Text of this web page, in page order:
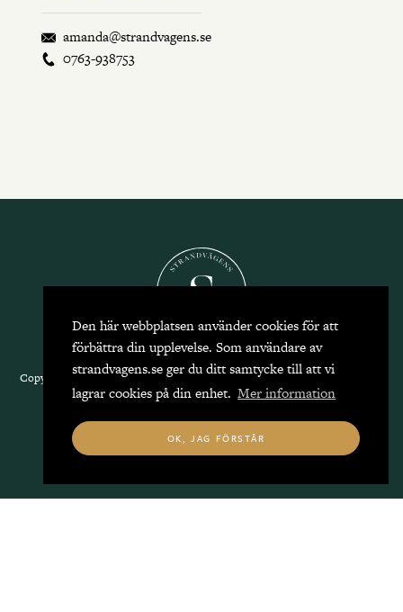
Den här webbplatsen använder cookies för att
förbättra din upplevelse. Som användare av
strandvagens.se ger du ditt samtycke till att vi
lagrar cookies på din enhet. Mer information
OK, JAG FÖRSTÅR
amanda@strandvagens.se
0763-938753
Copyright 2026 Strandvägens Mäkleri, alla rättigheter reserverade.
oss|Integritetspolicy